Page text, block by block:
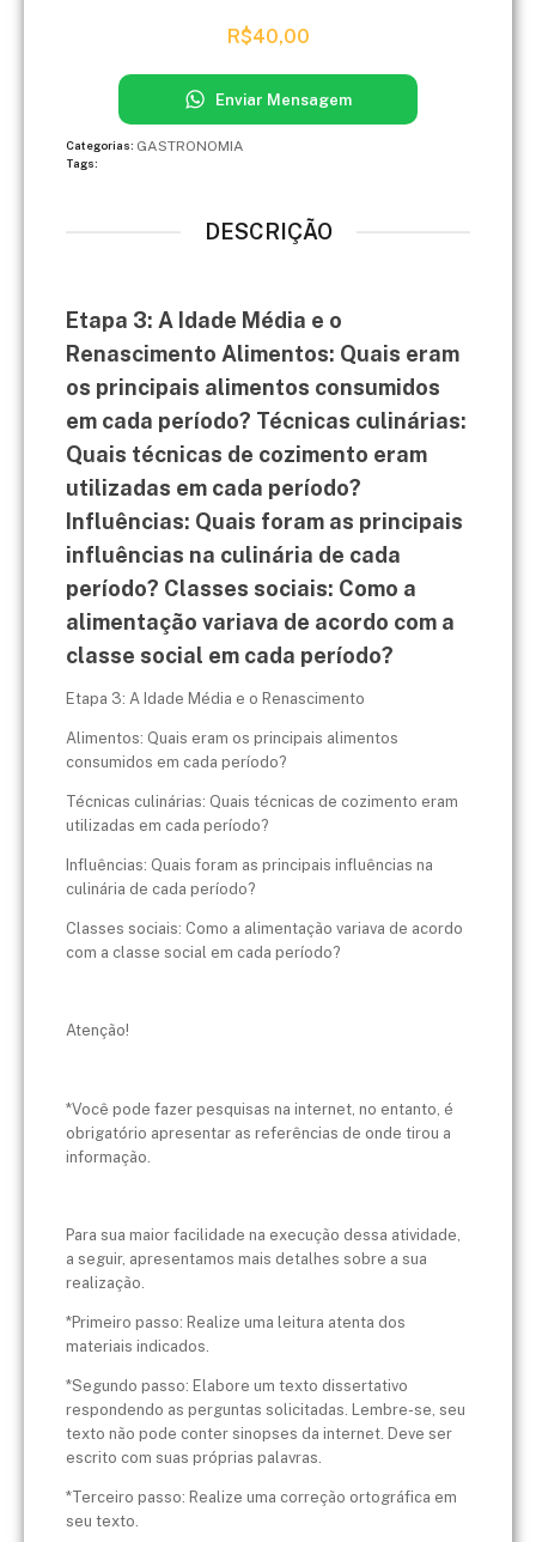
R$40,00
Enviar Mensagem
Categorias: GASTRONOMIA
Tags:
DESCRIÇÃO
Etapa 3: A Idade Média e o
Renascimento Alimentos: Quais eram
os principais alimentos consumidos
em cada período? Técnicas culinárias:
Quais técnicas de cozimento eram
utilizadas em cada período?
Influências: Quais foram as principais
influências na culinária de cada
período? Classes sociais: Como a
alimentação variava de acordo com a
classe social em cada período?
Etapa 3: A Idade Média e o Renascimento
Alimentos: Quais eram os principais alimentos
consumidos em cada período?
Técnicas culinárias: Quais técnicas de cozimento eram
utilizadas em cada período?
Influências: Quais foram as principais influências na
culinária de cada período?
Classes sociais: Como a alimentação variava de acordo
com a classe social em cada período?
Atenção!
*Você pode fazer pesquisas na internet, no entanto, é
obrigatório apresentar as referências de onde tirou a
informação.
Para sua maior facilidade na execução dessa atividade,
a seguir, apresentamos mais detalhes sobre a sua
realização.
*Primeiro passo: Realize uma leitura atenta dos
materiais indicados.
*Segundo passo: Elabore um texto dissertativo
respondendo as perguntas solicitadas. Lembre-se, seu
texto não pode conter sinopses da internet. Deve ser
escrito com suas próprias palavras.
*Terceiro passo: Realize uma correção ortográfica em
seu texto.